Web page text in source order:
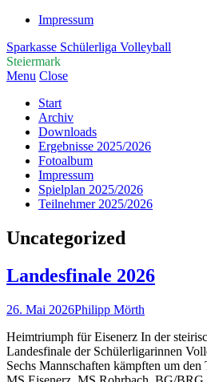
Impressum
Sparkasse Schülerliga Volleyball
Steiermark
Menu Close
Start
Archiv
Downloads
Ergebnisse 2025/2026
Fotoalbum
Impressum
Spielplan 2025/2026
Teilnehmer 2025/2026
Uncategorized
Landesfinale 2026
26. Mai 2026Philipp Mörth
Heimtriumph für Eisenerz In der
Landesfinale der Schülerligarinnen
Sechs Mannschaften kämpften um